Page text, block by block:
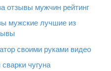
отзывы мужчин рейтинг
мужские лучшие из
своими руками видео
чугуна